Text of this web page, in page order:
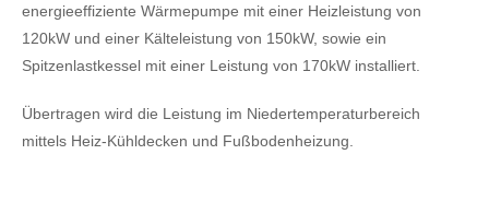
energieeffiziente Wärmepumpe mit einer Heizleistung von
120kW und einer Kälteleistung von 150kW, sowie ein
Spitzenlastkessel mit einer Leistung von 170kW installiert.
Übertragen wird die Leistung im Niedertemperaturbereich
mittels Heiz-Kühldecken und Fußbodenheizung.